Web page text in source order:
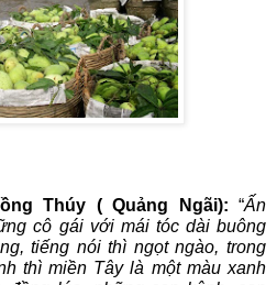
Thúy ( Quảng Ngãi): “Ấn
cô gái với mái tóc dài buông
tiếng nói thì ngọt ngào, trong
thì miền Tây là một màu xanh